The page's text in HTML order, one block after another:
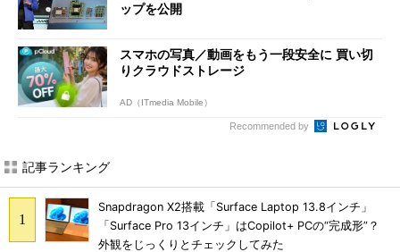
ップを公開
スマホの写真／動画をもう一段安全に 買い切
りクラウドストレージ
AD（ITmedia Mobile）
Recommended by
記事ランキング
Snapdragon X2搭載「Surface Laptop 13.8インチ」
「Surface Pro 13インチ」はCopilot+ PCの“完成形”？
外観をじっくりとチェックしてみた